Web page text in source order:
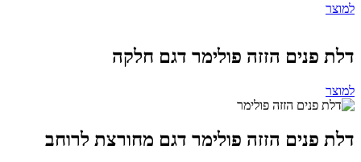
למוצר
דלת פנים הזזה פולימר דגם חלקה
למוצר
דלת פנים הזזה פולימר דגם מחורצת לרוחב